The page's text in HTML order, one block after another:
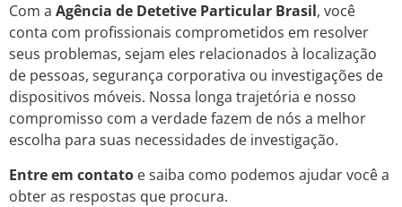
Com a Agência de Detetive Particular Brasil, você
conta com profissionais comprometidos em resolver
seus problemas, sejam eles relacionados à localização
de pessoas, segurança corporativa ou investigações de
dispositivos móveis. Nossa longa trajetória e nosso
compromisso com a verdade fazem de nós a melhor
escolha para suas necessidades de investigação.
Entre em contato e saiba como podemos ajudar você a
obter as respostas que procura.